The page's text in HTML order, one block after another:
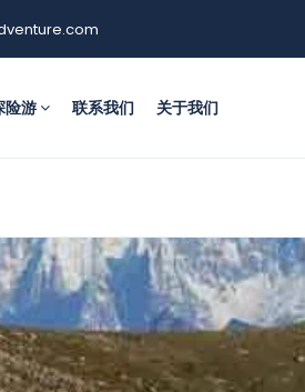
险游 联系我们 关于我们